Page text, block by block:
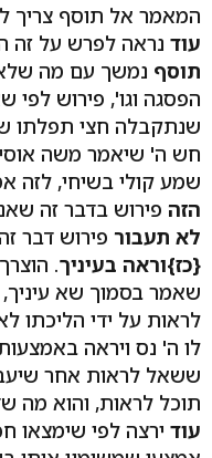
המאמר אל תוסף צריך
עוד נראה לפרש על זה
תוסף נמשך עם מה
הפסגה וגו', פירוש לפי
שנתקבלה חצי תפלתו
חש ה' שיאמר משה
שמע קולי בשיחי, לזה
הזה פירוש בדבר זה
לא תעבור פירוש דבר
{כז}וראה בעיניך.
שאמר בסמוך שא עיניך,
לראות על ידי הליכתו
לו ה' נס ויראה
ששאל לראות אחר
תוכל לראות, והוא מה
עוד ירצה לפי שימצאו